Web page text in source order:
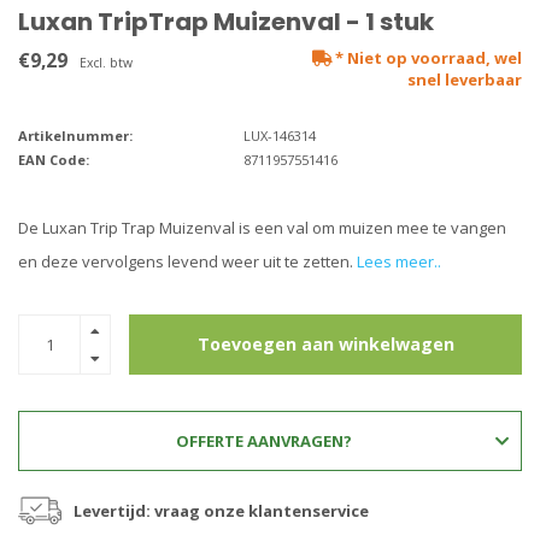
Luxan TripTrap Muizenval - 1 stuk
€9,29 Excl. btw
* Niet op voorraad, wel
snel leverbaar
Artikelnummer:
LUX-146314
EAN Code:
8711957551416
De Luxan Trip Trap Muizenval is een val om muizen mee te vangen
en deze vervolgens levend weer uit te zetten. Lees meer..
Toevoegen aan winkelwagen
OFFERTE AANVRAGEN?
Levertijd: vraag onze klantenservice